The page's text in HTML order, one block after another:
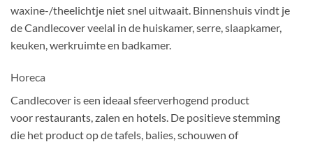
waxine-/theelichtje niet snel uitwaait. Binnenshuis vindt je
de Candlecover veelal in de huiskamer, serre, slaapkamer,
keuken, werkruimte en badkamer.
Horeca
Candlecover is een ideaal sfeerverhogend product
voor restaurants, zalen en hotels. De positieve stemming
die het product op de tafels, balies, schouwen of